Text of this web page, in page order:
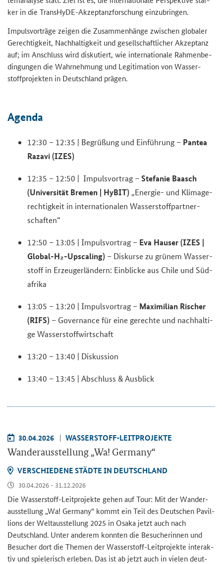
ker in die TransHyDE-​Akzeptanzforschung ein­zu­brin­gen.
Im­puls­vor­trä­ge zei­gen die Zu­sam­men­hän­ge zwi­schen glo­ba­ler
Ge­rech­tig­keit, Nach­hal­tig­keit und ge­sell­schaft­li­cher Ak­zep­tanz
auf; im An­schluss wird dis­ku­tiert, wie in­ter­na­tio­na­le Rah­men­be­
din­gun­gen die Wahr­neh­mung und Le­gi­ti­ma­ti­on von Was­ser­
stoff­pro­jek­ten in Deutsch­land prä­gen.
Agen­da
12:30 – 12:35 | Be­grü­ßung und Ein­füh­rung – Pan­tea
Ra­za­vi (IZES)
12:35 – 12:50 | Im­puls­vor­trag –Ste­fa­nie Baasch
(Uni­ver­si­tät Bre­men | HyBIT) „Energie-​ und Kli­ma­ge­
rech­tig­keit in in­ter­na­tio­na­len Was­ser­stoff­part­ner­
schaf­ten“
12:50 – 13:05 | Im­puls­vor­trag – Eva Hau­ser (IZES |
Global-​H₂-​Upscaling) – Dis­kur­se zu grü­nem Was­ser­
stoff in Er­zeu­ger­län­dern: Ein­bli­cke aus Chile und Süd­
afri­ka
13:05 – 13:20 | Im­puls­vor­trag – Ma­xi­mi­li­an Ri­scher
(RIFS) – Go­ver­nan­ce für eine ge­rech­te und nach­hal­ti­
ge Was­ser­stoff­wirt­schaft
13:20 – 13:40 | Dis­kus­si­on
13:40 – 13:45 | Ab­schluss & Aus­blick
30.04.2026 WASSERSTOFF-​LEITPROJEKTE
Wan­der­aus­stel­lung „Wa! Ger­ma­ny“
VER­SCHIE­DE­NE STÄD­TE IN DEUTSCH­LAND
30.04.2026 - 31.12.2026
Die Wasserstoff-​Leitprojekte gehen auf Tour: Mit der Wan­der­
aus­stel­lung „Wa! Ger­ma­ny“ kommt ein Teil des Deut­schen Pa­vil­
li­ons der Welt­aus­stel­lung 2025 in Osaka jetzt auch nach
Deutsch­land. Unter an­de­rem konn­ten die Be­su­che­rin­nen und
Be­su­cher dort die The­men der Wasserstoff-​Leitprojekte in­ter­ak­
tiv und spie­le­risch er­le­ben. Das ist ab jetzt auch in vie­len deut­